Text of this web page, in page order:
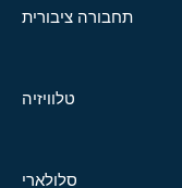
תחבורה ציבורית
טלוויזיה
סלולארי